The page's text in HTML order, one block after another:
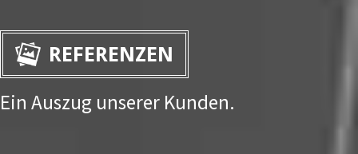
REFERENZEN
Ein Auszug unserer Kunden.